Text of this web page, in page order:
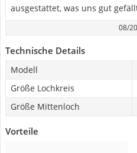
ausgestattet, was uns gut
08/
Technische Details
Modell
Größe Lochkreis
Größe Mittenloch
Vorteile